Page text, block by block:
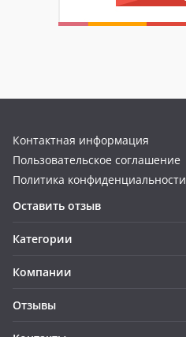
Контактная информация
Пользовательское соглашение
Политика конфиденциальности
Оставить отзыв
Категории
Компании
Отзывы